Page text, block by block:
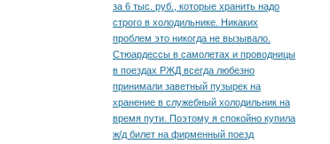
за 6 тыс. руб., которые хранить надо
строго в холодильнике. Никаких
проблем это никогда не вызывало.
Стюардессы в самолетах и проводницы
в поездах РЖД всегда любезно
принимали заветный пузырек на
хранение в служебный холодильник на
время пути. По­этому я спокойно купила
ж/д билет на фирменный поезд